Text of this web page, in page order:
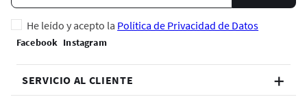
He leído y acepto la Política de Privacidad de Datos
SERVICIO AL CLIENTE